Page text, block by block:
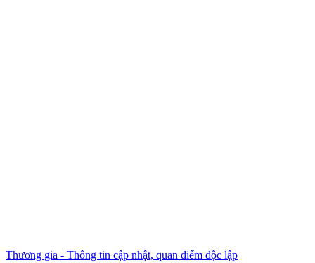
Thương gia - Thông tin cập nhật, quan điểm độc lập